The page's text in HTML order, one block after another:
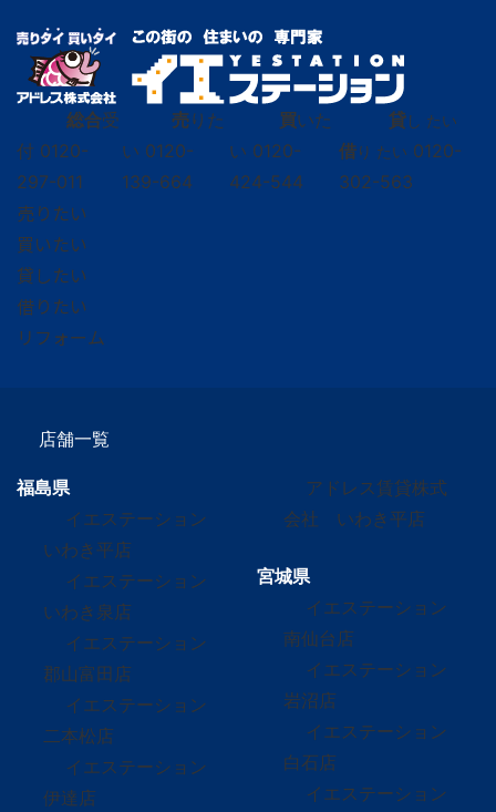
総合受
付 0120-
297-011
売りた
い 0120-
139-664
買いた
い 0120-
424-544
貸し たい
借り たい 0120-
302-563
売りたい
買いたい
貸したい
借りたい
リフォーム
店舗一覧
福島県
イエステーション
いわき平店
イエステーション
いわき泉店
イエステーション
郡山富田店
イエステーション
二本松店
イエステーション
伊達店
アドレス賃貸株式
会社 いわき平店
宮城県
イエステーション
南仙台店
イエステーション
岩沼店
イエステーション
白石店
イエステーション